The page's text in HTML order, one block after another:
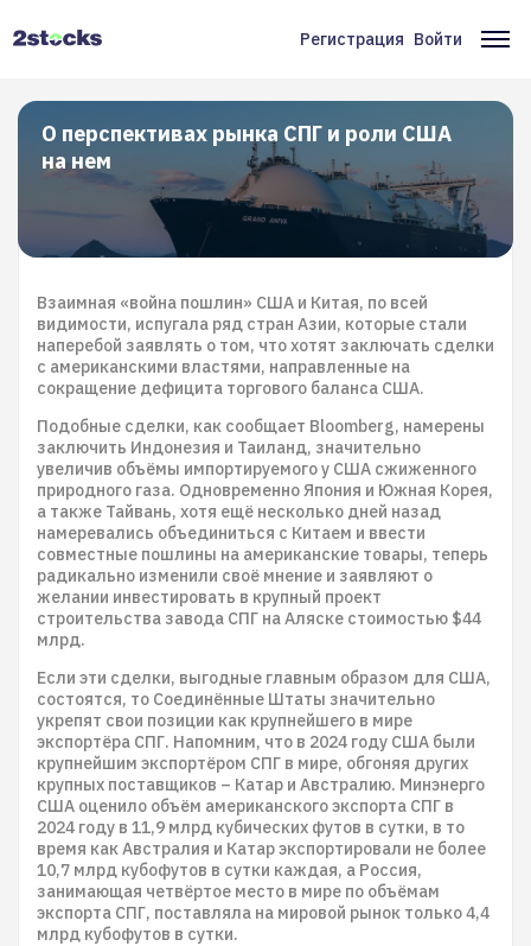
Меню
учётной
записи
пользователя
Регистрация Войти
О перспективах рынка СПГ и роли США
на нем
Взаимная «война пошлин» США и Китая, по всей
видимости, испугала ряд стран Азии, которые стали
наперебой заявлять о том, что хотят заключать сделки
с американскими властями, направленные на
сокращение дефицита торгового баланса США.
Подобные сделки, как сообщает Bloomberg, намерены
заключить Индонезия и Таиланд, значительно
увеличив объёмы импортируемого у США сжиженного
природного газа. Одновременно Япония и Южная Корея,
а также Тайвань, хотя ещё несколько дней назад
намеревались объединиться с Китаем и ввести
совместные пошлины на американские товары, теперь
радикально изменили своё мнение и заявляют о
желании инвестировать в крупный проект
строительства завода СПГ на Аляске стоимостью $44
млрд.
Если эти сделки, выгодные главным образом для США,
состоятся, то Соединённые Штаты значительно
укрепят свои позиции как крупнейшего в мире
экспортёра СПГ. Напомним, что в 2024 году США были
крупнейшим экспортёром СПГ в мире, обгоняя других
крупных поставщиков – Катар и Австралию. Минэнерго
США оценило объём американского экспорта СПГ в
2024 году в 11,9 млрд кубических футов в сутки, в то
время как Австралия и Катар экспортировали не более
10,7 млрд кубофутов в сутки каждая, а Россия,
занимающая четвёртое место в мире по объёмам
экспорта СПГ, поставляла на мировой рынок только 4,4
млрд кубофутов в сутки.